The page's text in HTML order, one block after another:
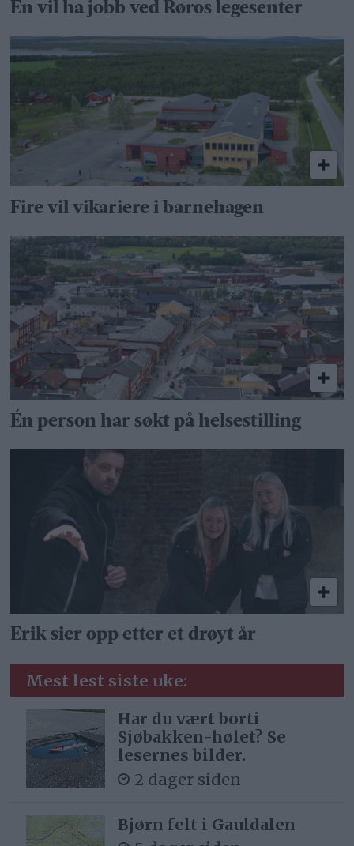
Én vil ha jobb ved Røros legesenter
Fire vil vikariere i barnehagen
Én person har søkt på helsestilling
Erik sier opp etter et drøyt år
Mest lest siste uke:
Har du vært borti
Sjøbakken-hølet? Se
lesernes bilder.
2 dager siden
Bjørn felt i Gauldalen